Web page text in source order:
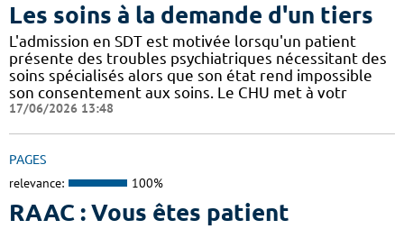
Les soins à la demande d'un tiers
L'admission en SDT est motivée lorsqu'un patient
présente des troubles psychiatriques nécessitant des
soins spécialisés alors que son état rend impossible
son consentement aux soins. Le CHU met à votr
17/06/2026 13:48
PAGES
relevance: 100%
RAAC : Vous êtes patient